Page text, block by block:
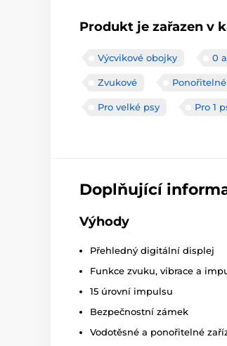
Produkt je zařazen v
Výcvikové obojky 0
Zvukové Ponořitelné
Pro velké psy Pro 1
Doplňující
Výhody
Přehledný digitální displej
Funkce zvuku, vibrace a
15 úrovní impulsu
Bezpečnostní zámek
Vodotěsné a ponořitelné